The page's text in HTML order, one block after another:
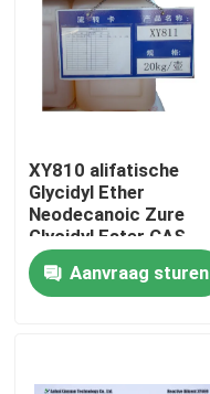
Producten
XY810 alifatische
Glycidyl Ether
Neodecanoic Zure
Glycidyl Ester CAS
2676 45 5
Aanvraag sturen